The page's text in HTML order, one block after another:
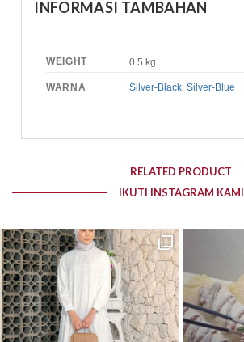
INFORMASI TAMBAHAN
WEIGHT 0.5 kg
WARNA Silver-Black ,Silver-Blue
RELATED PRODUCT
IKUTI INSTAGRAM KAMI